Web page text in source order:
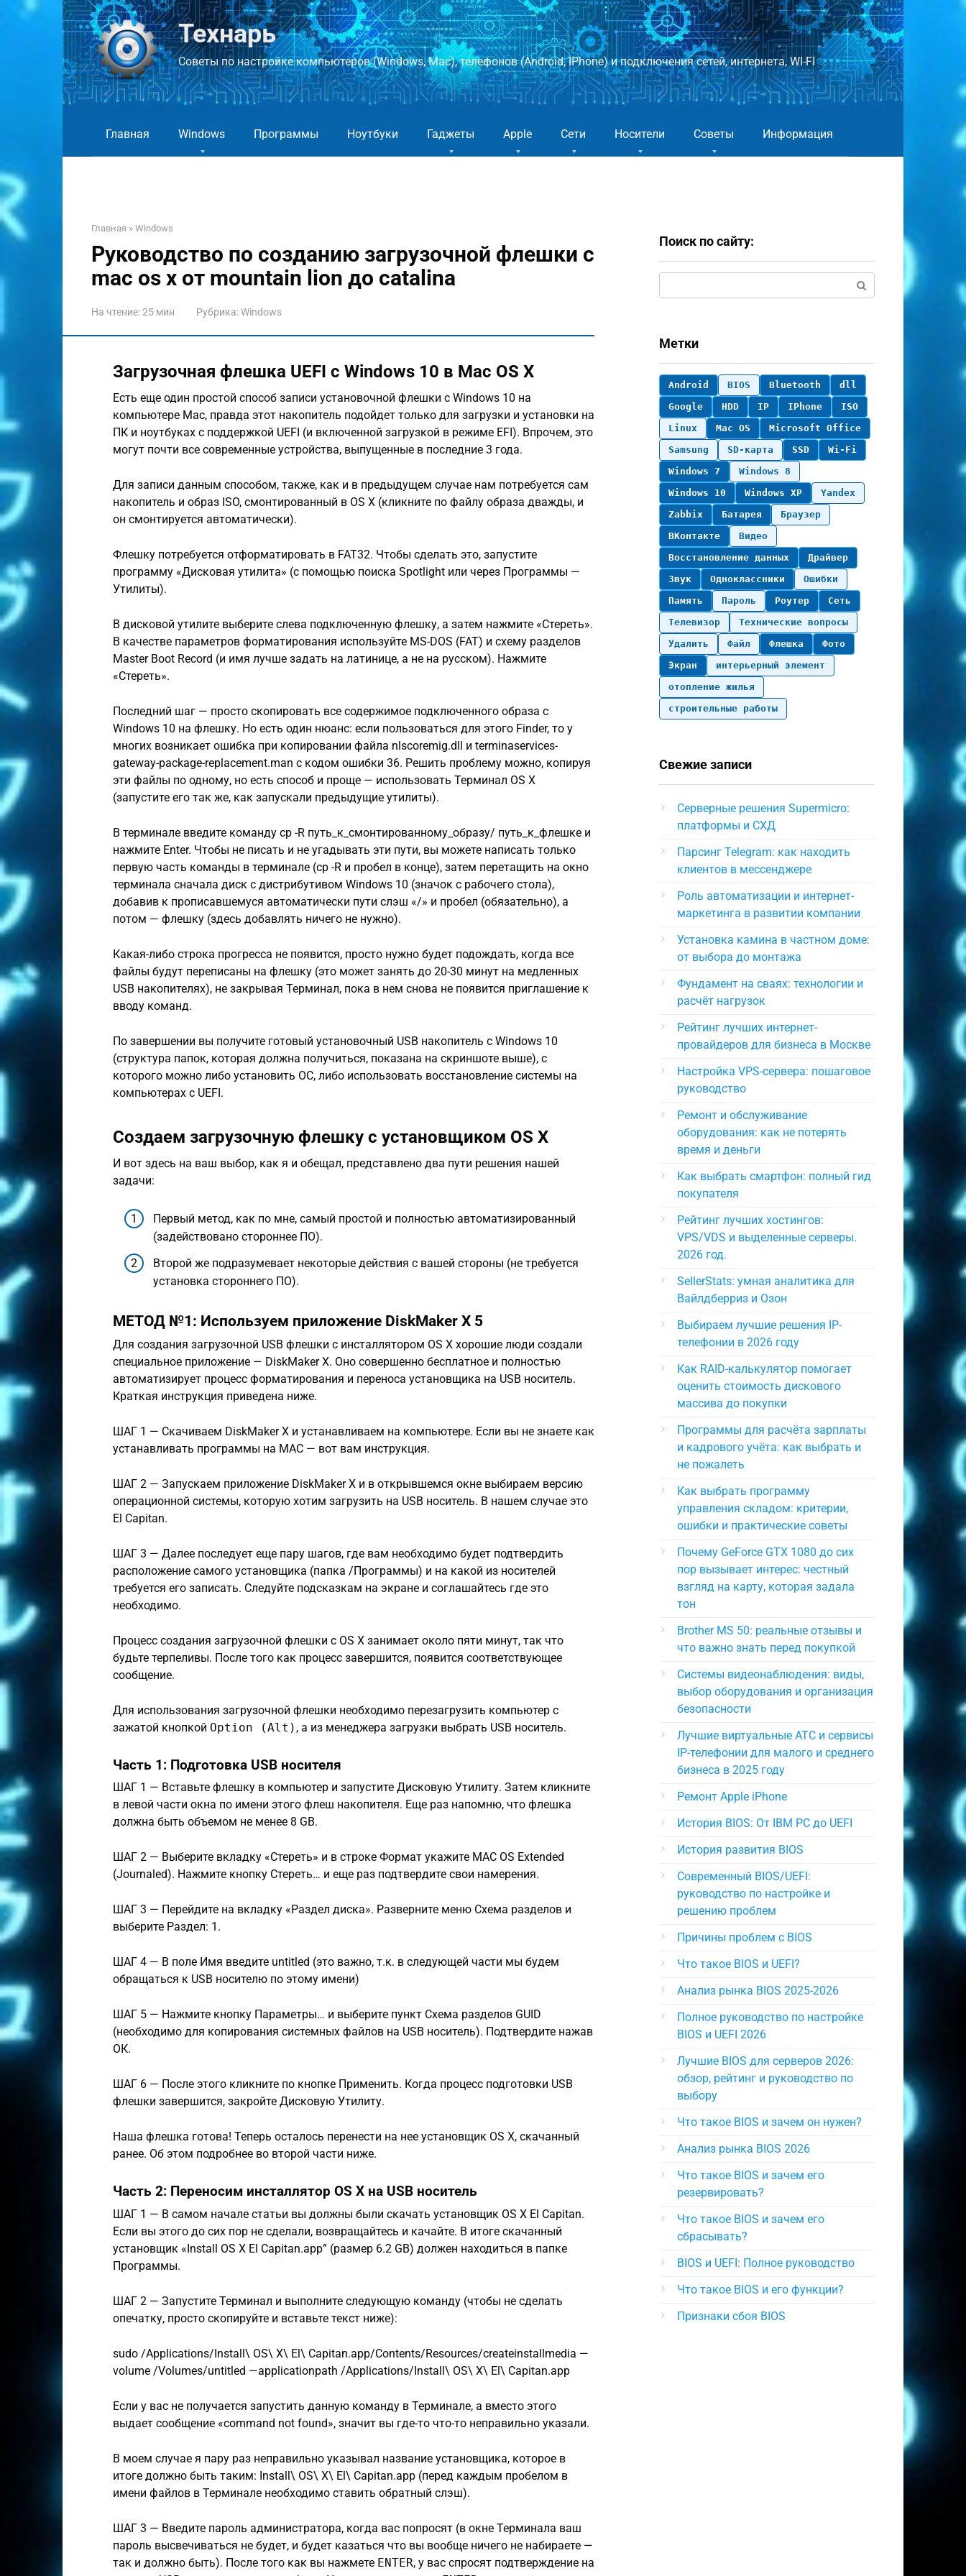
Перейти
Технарь
Советы по настройке компьютеров (Windows, Mac), телефонов (Android, IPhone) и подключения сетей, интернета, WI-FI
Главная Windows Программы Ноутбуки Гаджеты Apple Сети Носители Советы Информация
Главная » Windows
Руководство по созданию загрузочной флешки с
mac os x от mountain lion до catalina
На чтение:25 мин Рубрика:Windows
Загрузочная флешка UEFI с Windows 10 в Mac OS X
Есть еще один простой способ записи установочной флешки с Windows 10 на
компьютере Mac, правда этот накопитель подойдет только для загрузки и установки на
ПК и ноутбуках с поддержкой UEFI (и включенной загрузкой в режиме EFI). Впрочем, это
могут почти все современные устройства, выпущенные в последние 3 года.
Для записи данным способом, также, как и в предыдущем случае нам потребуется сам
накопитель и образ ISO, смонтированный в OS X (кликните по файлу образа дважды, и
он смонтируется автоматически).
Флешку потребуется отформатировать в FAT32. Чтобы сделать это, запустите
программу «Дисковая утилита» (с помощью поиска Spotlight или через Программы —
Утилиты).
В дисковой утилите выберите слева подключенную флешку, а затем нажмите «Стереть».
В качестве параметров форматирования используйте MS-DOS (FAT) и схему разделов
Master Boot Record (и имя лучше задать на латинице, а не на русском). Нажмите
«Стереть».
Последний шаг — просто скопировать все содержимое подключенного образа с
Windows 10 на флешку. Но есть один нюанс: если пользоваться для этого Finder, то у
многих возникает ошибка при копировании файла nlscoremig.dll и terminaservices-
gateway-package-replacement.man с кодом ошибки 36. Решить проблему можно, копируя
эти файлы по одному, но есть способ и проще — использовать Терминал OS X
(запустите его так же, как запускали предыдущие утилиты).
В терминале введите команду cp -R путь_к_смонтированному_образу/ путь_к_флешке и
нажмите Enter. Чтобы не писать и не угадывать эти пути, вы можете написать только
первую часть команды в терминале (cp -R и пробел в конце), затем перетащить на окно
терминала сначала диск с дистрибутивом Windows 10 (значок с рабочего стола),
добавив к прописавшемуся автоматически пути слэш «/» и пробел (обязательно), а
потом — флешку (здесь добавлять ничего не нужно).
Какая-либо строка прогресса не появится, просто нужно будет подождать, когда все
файлы будут переписаны на флешку (это может занять до 20-30 минут на медленных
USB накопителях), не закрывая Терминал, пока в нем снова не появится приглашение к
вводу команд.
По завершении вы получите готовый установочный USB накопитель с Windows 10
(структура папок, которая должна получиться, показана на скриншоте выше), с
которого можно либо установить ОС, либо использовать восстановление системы на
компьютерах с UEFI.
Создаем загрузочную флешку с установщиком OS X
И вот здесь на ваш выбор, как я и обещал, представлено два пути решения нашей
задачи:
Первый метод, как по мне, самый простой и полностью автоматизированный
(задействовано стороннее ПО).
Второй же подразумевает некоторые действия с вашей стороны (не требуется
установка стороннего ПО).
МЕТОД №1: Используем приложение DiskMaker X 5
Для создания загрузочной USB флешки c инсталлятором OS X хорошие люди создали
специальное приложение — DiskMaker X. Оно совершенно бесплатное и полностью
автоматизирует процесс форматирования и переноса установщика на USB носитель.
Краткая инструкция приведена ниже.
ШАГ 1 — Скачиваем DiskMaker X и устанавливаем на компьютере. Если вы не знаете как
устанавливать программы на MAC — вот вам инструкция.
ШАГ 2 — Запускаем приложение DiskMaker X и в открывшемся окне выбираем версию
операционной системы, которую хотим загрузить на USB носитель. В нашем случае это
El Capitan.
ШАГ 3 — Далее последует еще пару шагов, где вам необходимо будет подтвердить
расположение самого установщика (папка /Программы) и на какой из носителей
требуется его записать. Следуйте подсказкам на экране и соглашайтесь где это
необходимо.
Процесс создания загрузочной флешки с OS X занимает около пяти минут, так что
будьте терпеливы. После того как процесс завершится, появится соответствующее
сообщение.
Для использования загрузочной флешки необходимо перезагрузить компьютер с
зажатой кнопкой Option (Alt) , а из менеджера загрузки выбрать USB носитель.
Часть 1: Подготовка USB носителя
ШАГ 1 — Вставьте флешку в компьютер и запустите Дисковую Утилиту. Затем кликните
в левой части окна по имени этого флеш накопителя. Еще раз напомню, что флешка
должна быть объемом не менее 8 GB.
ШАГ 2 — Выберите вкладку «Стереть» и в строке Формат укажите MAC OS Extended
(Journaled). Нажмите кнопку Стереть… и еще раз подтвердите свои намерения.
ШАГ 3 — Перейдите на вкладку «Раздел диска». Разверните меню Схема разделов и
выберите Раздел: 1.
ШАГ 4 — В поле Имя введите untitled (это важно, т.к. в следующей части мы будем
обращаться к USB носителю по этому имени)
ШАГ 5 — Нажмите кнопку Параметры… и выберите пункт Схема разделов GUID
(необходимо для копирования системных файлов на USB носитель). Подтвердите нажав
ОК.
ШАГ 6 — После этого кликните по кнопке Применить. Когда процесс подготовки USB
флешки завершится, закройте Дисковую Утилиту.
Наша флешка готова! Теперь осталось перенести на нее установщик OS X, скачанный
ранее. Об этом подробнее во второй части ниже.
Часть 2: Переносим инсталлятор OS X на USB носитель
ШАГ 1 — В самом начале статьи вы должны были скачать установщик OS X El Capitan.
Если вы этого до сих пор не сделали, возвращайтесь и качайте. В итоге скачанный
установщик «Install OS X El Capitan.app” (размер 6.2 GB) должен находиться в папке
Программы.
ШАГ 2 — Запустите Терминал и выполните следующую команду (чтобы не сделать
опечатку, просто скопируйте и вставьте текст ниже):
sudo /Applications/Install\ OS\ X\ El\ Capitan.app/Contents/Resources/createinstallmedia —
volume /Volumes/untitled —applicationpath /Applications/Install\ OS\ X\ El\ Capitan.app
Если у вас не получается запустить данную команду в Терминале, а вместо этого
выдает сообщение «command not found», значит вы где-то что-то неправильно указали.
В моем случае я пару раз неправильно указывал название установщика, которое в
итоге должно быть таким: Install\ OS\ X\ El\ Capitan.app (перед каждым пробелом в
имени файлов в Терминале необходимо ставить обратный слэш).
ШАГ 3 — Введите пароль администратора, когда вас попросят (в окне Терминала ваш
пароль высвечиваться не будет, и будет казаться что вы вообще ничего не набираете —
так и должно быть). После того как вы нажмете ENTER, у вас спросят подтверждение на
Поиск по сайту:
Метки
Android BIOS Bluetooth
dll
Google
HDD IP IPhone
ISO
Linux
Mac OS
Microsoft Office
Samsung
SD-карта SSD
Wi-Fi
Windows 7
Windows 8
Windows 10
Windows XP
Yandex
Zabbix
Батарея
Браузер
ВКонтакте
Видео
Восстановление данных
Драйвер
Звук
Одноклассники
Ошибки
Память
Пароль Роутер
Сеть
Телевизор
Технические вопросы
Удалить
Файл Флешка
Фото
Экран
интерьерный элемент
отопление жилья
строительные работы
Свежие записи
Серверные решения Supermicro:
платформы и СХД
Парсинг Telegram: как находить
клиентов в мессенджере
Роль автоматизации и интернет-
маркетинга в развитии компании
Установка камина в частном доме:
от выбора до монтажа
Фундамент на сваях: технологии и
расчёт нагрузок
Рейтинг лучших интернет-
провайдеров для бизнеса в Москве
Настройка VPS-сервера: пошаговое
руководство
Ремонт и обслуживание
оборудования: как не потерять
время и деньги
Как выбрать смартфон: полный гид
покупателя
Рейтинг лучших хостингов:
VPS/VDS и выделенные серверы.
2026 год.
SellerStats: умная аналитика для
Вайлдберриз и Озон
Выбираем лучшие решения IP-
телефонии в 2026 году
Как RAID-калькулятор помогает
оценить стоимость дискового
массива до покупки
Программы для расчёта зарплаты
и кадрового учёта: как выбрать и
не пожалеть
Как выбрать программу
управления складом: критерии,
ошибки и практические советы
Почему GeForce GTX 1080 до сих
пор вызывает интерес: честный
взгляд на карту, которая задала
тон
Brother MS 50: реальные отзывы и
что важно знать перед покупкой
Системы видеонаблюдения: виды,
выбор оборудования и организация
безопасности
Лучшие виртуальные АТС и сервисы
IP-телефонии для малого и среднего
бизнеса в 2025 году
Ремонт Apple iPhone
История BIOS: От IBM PC до UEFI
История развития BIOS
Современный BIOS/UEFI:
руководство по настройке и
решению проблем
Причины проблем с BIOS
Что такое BIOS и UEFI?
Анализ рынка BIOS 2025-2026
Полное руководство по настройке
BIOS и UEFI 2026
Лучшие BIOS для серверов 2026:
обзор, рейтинг и руководство по
выбору
Что такое BIOS и зачем он нужен?
Анализ рынка BIOS 2026
Что такое BIOS и зачем его
резервировать?
Что такое BIOS и зачем его
сбрасывать?
BIOS и UEFI: Полное руководство
Что такое BIOS и его функции?
Признаки сбоя BIOS